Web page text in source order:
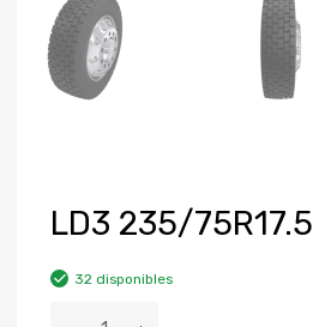
LD3 235/75R17.5
32 disponibles